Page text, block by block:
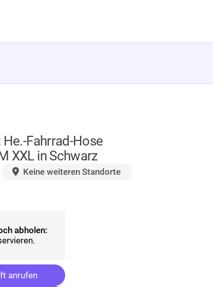
Fahrrad-Hose
XXL in Schwarz
Keine weiteren Standorte
abholen:
anrufen